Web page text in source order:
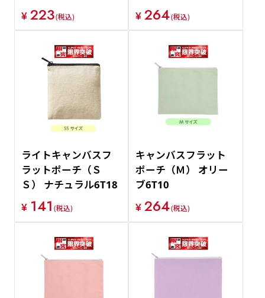
¥ 223(税込)
¥ 264(税込)
ライトキャンバスフ
ラットポーチ（Ｓ
Ｓ） ナチュラル6T18
¥ 141 (税込)
キャンバスフラット
ポーチ（Ｍ） オリー
ブ6T10
¥ 264(税込)